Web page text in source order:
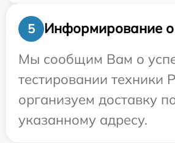
5
Информирование о
Мы сообщим Вам о
тестировании техники
организуем доставку
указанному адресу.